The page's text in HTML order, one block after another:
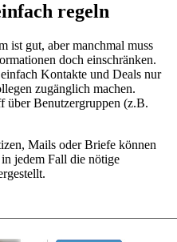
regeln
ist gut, aber manchmal muss
doch einschränken.
Kontakte und Deals nur
zugänglich machen.
über Benutzergruppen (z.B.
Mails oder Briefe können
jedem Fall die nötige